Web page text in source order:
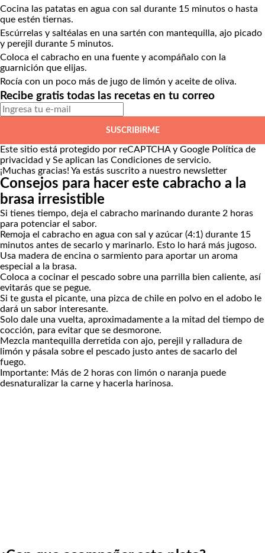
Cocina las patatas en agua con sal durante 15 minutos o hasta
que estén tiernas.
Escúrrelas y saltéalas en una sartén con mantequilla, ajo picado
y perejil durante 5 minutos.
Coloca el cabracho en una fuente y acompáñalo con la
guarnición que elijas.
Rocía con un poco más de jugo de limón y aceite de oliva.
Recibe gratis todas las recetas en tu correo
SUSCRIBIRME
Este sitio está protegido por reCAPTCHA y Google Política de
privacidad y Se aplican las Condiciones de servicio.
¡Muchas gracias! Ya estás suscrito a nuestro newsletter
Consejos para hacer este cabracho a la
brasa irresistible
Si tienes tiempo, deja el cabracho marinando durante 2 horas
para potenciar el sabor.
Remoja el cabracho en agua con sal y azúcar (4:1) durante 15
minutos antes de secarlo y marinarlo. Esto lo hará más jugoso.
Usa madera de encina o sarmiento para aportar un aroma
especial a la brasa.
Coloca a cocinar el pescado sobre una parrilla bien caliente, así
evitarás que se pegue.
Si te gusta el picante, una pizca de chile en polvo en el adobo le
dará un sabor interesante.
Solo dale una vuelta, aproximadamente a la mitad del tiempo de
cocción, para evitar que se desmorone.
Mezcla mantequilla derretida con ajo, perejil y ralladura de
limón y pásala sobre el pescado justo antes de sacarlo del
fuego.
Importante: Más de 2 horas con limón o naranja puede
desnaturalizar la carne y hacerla harinosa.